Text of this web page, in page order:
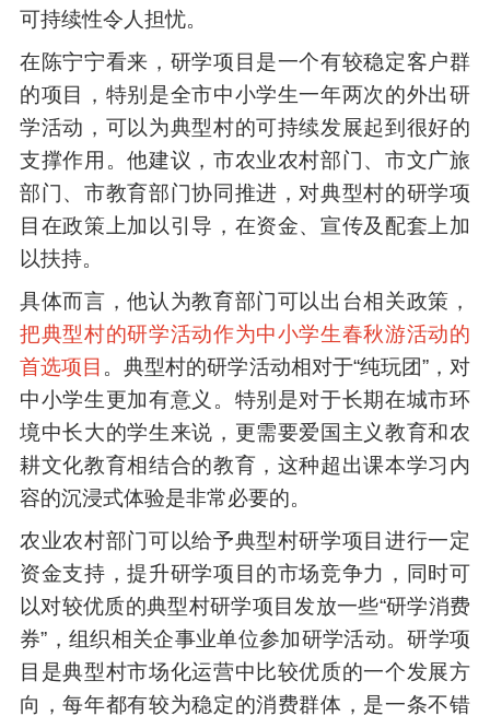
可持续性令人担忧。
在陈宁宁看来，研学项目是一个有较稳定客户群
的项目，特别是全市中小学生一年两次的外出研
学活动，可以为典型村的可持续发展起到很好的
支撑作用。他建议，市农业农村部门、市文广旅
部门、市教育部门协同推进，对典型村的研学项
目在政策上加以引导，在资金、宣传及配套上加
以扶持。
具体而言，他认为教育部门可以出台相关政策，
把典型村的研学活动作为中小学生春秋游活动的
首选项目 。典型村的研学活动相对于“纯玩团”，对
中小学生更加有意义。特别是对于长期在城市环
境中长大的学生来说，更需要爱国主义教育和农
耕文化教育相结合的教育，这种超出课本学习内
容的沉浸式体验是非常必要的。
农业农村部门可以给予典型村研学项目进行一定
资金支持，提升研学项目的市场竞争力，同时可
以对较优质的典型村研学项目发放一些“研学消费
券”，组织相关企事业单位参加研学活动。研学项
目是典型村市场化运营中比较优质的一个发展方
向，每年都有较为稳定的消费群体，是一条不错